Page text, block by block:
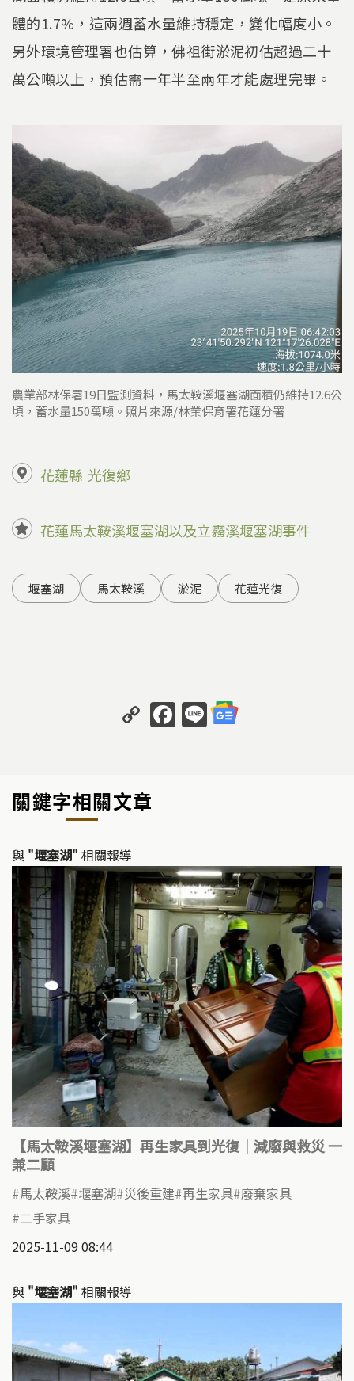
體的1.7%，這兩週蓄水量維持穩定，變化幅度小。
另外環境管理署也估算，佛祖街淤泥初估超過二十
萬公噸以上，預估需一年半至兩年才能處理完畢。
農業部林保署19日監測資料，馬太鞍溪堰塞湖面積仍維持12.6公
頃，蓄水量150萬噸。照片來源/林業保育署花蓮分署
花蓮縣 光復鄉
花蓮馬太鞍溪堰塞湖以及立霧溪堰塞湖事件
堰塞湖 馬太鞍溪 淤泥 花蓮光復
C
o
y
Li
k
F
a
o
k
Li
n
關鍵字相關文章
與 "堰塞湖" 相關報導
【馬太鞍溪堰塞湖】再生家具到光復｜減廢與救災 一
兼二顧
馬太鞍溪 堰塞湖 災後重建 再生家具 廢棄家具
二手家具
2025-11-09 08:44
與 "堰塞湖" 相關報導